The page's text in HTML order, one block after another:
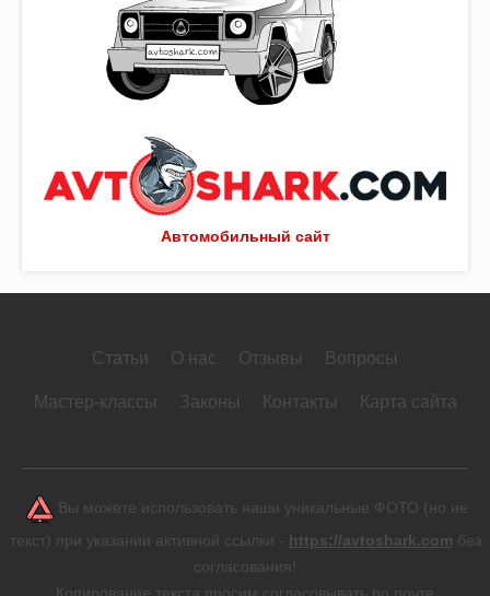
Автомобильный сайт
Статьи О нас Отзывы Вопросы
Мастер-классы Законы Контакты Карта сайта
Вы можете использовать наши уникальные ФОТО (но не
текст) при указании активной ссылки - https://avtoshark.com без
согласования!
Копирование текста просим согласовывать по почте